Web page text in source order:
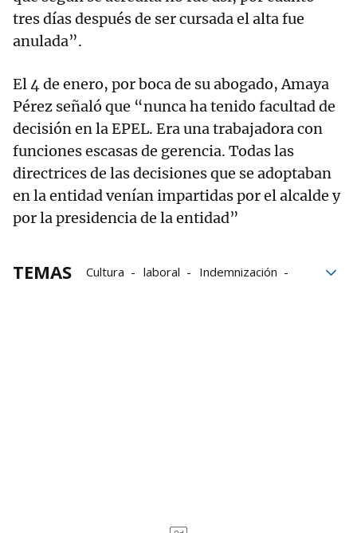
tres días después de ser cursada el alta fue
anulada”.
El 4 de enero, por boca de su abogado, Amaya
Pérez señaló que “nunca ha tenido facultad de
decisión en la EPEL. Era una trabajadora con
funciones escasas de gerencia. Todas las
directrices de las decisiones que se adoptaban
en la entidad venían impartidas por el alcalde y
por la presidencia de la entidad”
TEMAS Cultura laboral
Indemnización